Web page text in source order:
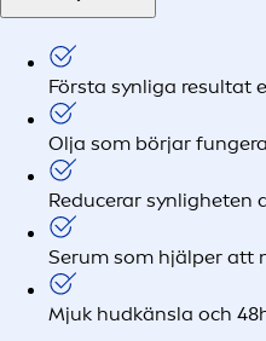
Första synliga resultat
Olja som börjar
Reducerar synligheten
Serum som hjälper att
Mjuk hudkänsla och